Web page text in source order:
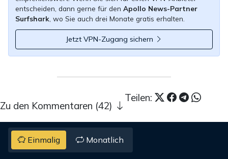
entscheiden, dann gerne für den Apollo News-Partner
Surfshark, wo Sie auch drei Monate gratis erhalten.
Jetzt VPN-Zugang sichern
Teilen:
Zu den Kommentaren (42)
Einmalig Monatlich